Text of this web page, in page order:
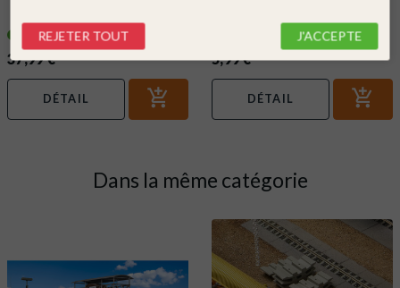
En stock !
37,99 €
DÉTAIL
5,99 €
DÉTAIL
Dans la même catégorie
REJETER TOUT J'ACCEPTE